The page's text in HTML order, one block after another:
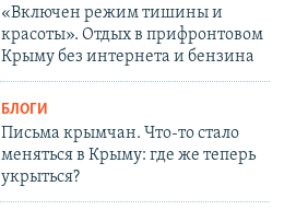
«Включен режим тишины и
красоты». Отдых в прифронтовом
Крыму без интернета и бензина
БЛОГИ
Письма крымчан. Что-то стало
меняться в Крыму: где же теперь
укрыться?